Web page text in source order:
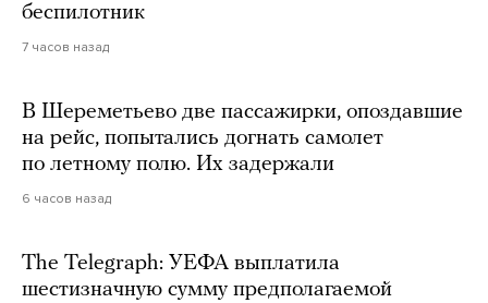
беспилотник
7 часов назад
В Шереметьево две пассажирки, опоздавшие
на рейс, попытались догнать самолет
по летному полю. Их задержали
6 часов назад
The Telegraph: УЕФА выплатила
шестизначную сумму предполагаемой